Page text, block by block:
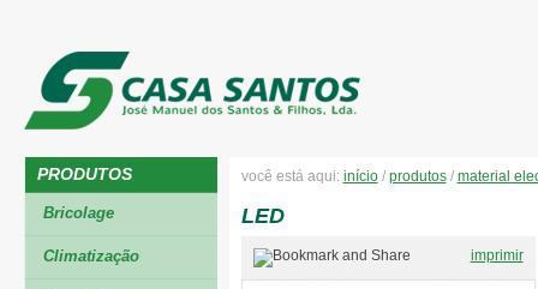
PRODUTOS
Bricolage
Climatização
você está aqui: início/ produtos/ material
LED
imprimir